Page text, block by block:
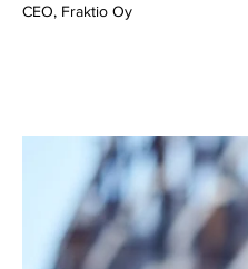
CEO, Fraktio Oy